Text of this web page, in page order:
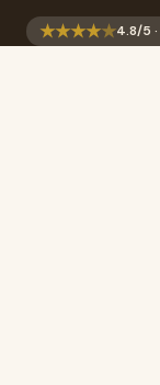
★★★★★4.8/5